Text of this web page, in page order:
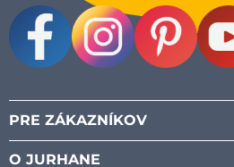
PRE ZÁKAZNÍKOV
O JURHANE